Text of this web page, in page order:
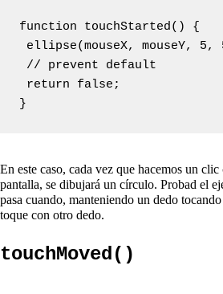
function touchStarted() {
ellipse(mouseX, mouseY, 5,
// prevent default
return false;
}
En este caso, cada vez que hacemos un
pantalla, se dibujará un círculo. Probad el
pasa cuando, manteniendo un dedo
toque con otro dedo.
touchMoved()